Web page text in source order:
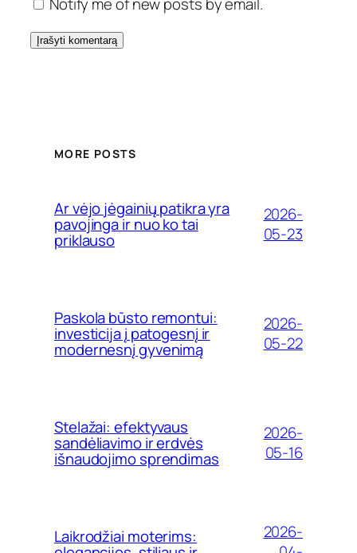
MORE POSTS
Ar vėjo jėgainių patikra yra
pavojinga ir nuo ko tai
priklauso
2026-
05-23
Paskola būsto remontui:
investicija į patogesnį ir
modernesnį gyvenimą
2026-
05-22
Stelažai: efektyvaus
sandėliavimo ir erdvės
išnaudojimo sprendimas
2026-
05-16
Laikrodžiai moterims:
2026-